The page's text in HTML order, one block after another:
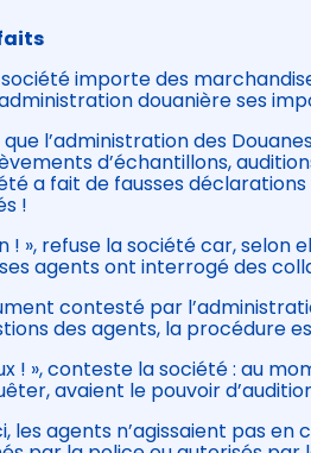
importe des
douanière ses
que l’administration des
d’échantillons,
a fait de fausses
!
! », refuse la société car, selon
agents ont interrogé des
contesté par
des agents, la procédure
! », conteste la société : au
avaient le pouvoir
les agents n’agissaient pas